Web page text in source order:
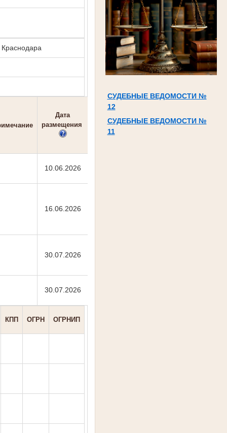
СУДЕБНЫЕ ВЕДОМОСТИ №
12
СУДЕБНЫЕ ВЕДОМОСТИ №
11
Дата
размещения
10.06.2026
16.06.2026
30.07.2026
30.07.2026
КПП ОГРН ОГРНИП